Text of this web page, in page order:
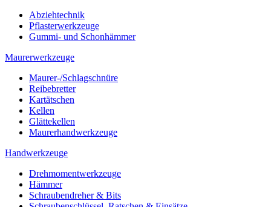
Abziehtechnik
Pflasterwerkzeuge
Gummi- und Schonhämmer
Maurerwerkzeuge
Maurer-/Schlagschnüre
Reibebretter
Kartätschen
Kellen
Glättekellen
Maurerhandwerkzeuge
Handwerkzeuge
Drehmomentwerkzeuge
Hämmer
Schraubendreher & Bits